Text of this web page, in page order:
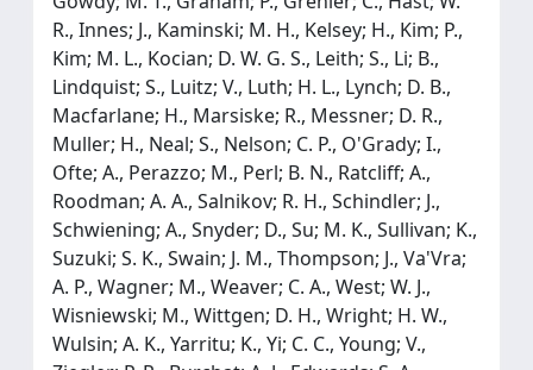
R., Innes; J., Kaminski; M. H., Kelsey; H., Kim; P.,
Kim; M. L., Kocian; D. W. G. S., Leith; S., Li; B.,
Lindquist; S., Luitz; V., Luth; H. L., Lynch; D. B.,
Macfarlane; H., Marsiske; R., Messner; D. R.,
Muller; H., Neal; S., Nelson; C. P., O'Grady; I.,
Ofte; A., Perazzo; M., Perl; B. N., Ratcliff; A.,
Roodman; A. A., Salnikov; R. H., Schindler; J.,
Schwiening; A., Snyder; D., Su; M. K., Sullivan; K.,
Suzuki; S. K., Swain; J. M., Thompson; J., Va'Vra;
A. P., Wagner; M., Weaver; C. A., West; W. J.,
Wisniewski; M., Wittgen; D. H., Wright; H. W.,
Wulsin; A. K., Yarritu; K., Yi; C. C., Young; V.,